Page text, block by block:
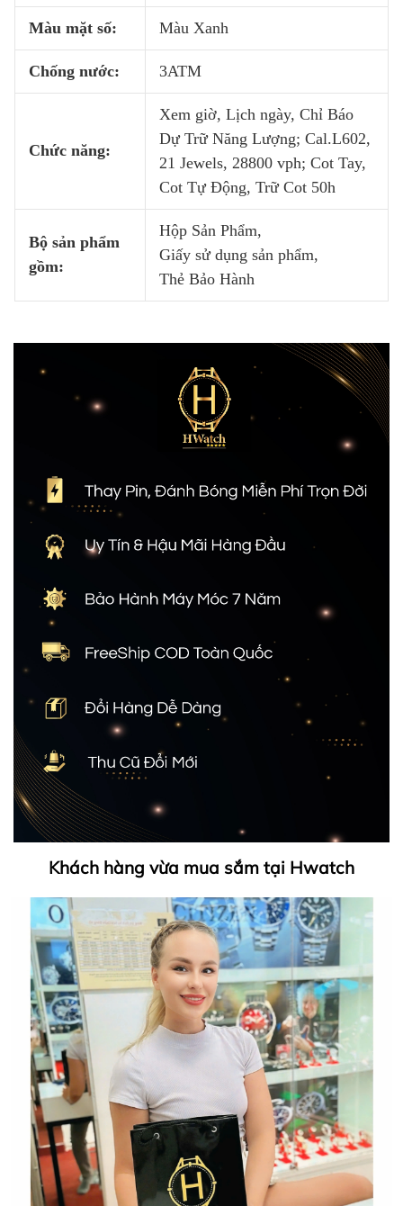
Màu mặt số: Màu Xanh
Chống nước: 3ATM
Chức năng:
Xem giờ, Lịch ngày, Chỉ Báo
Dự Trữ Năng Lượng; Cal.L602,
21 Jewels, 28800 vph; Cot Tay,
Cot Tự Động, Trữ Cot 50h
Bộ sản phẩm
gồm:
Hộp Sản Phẩm,
Giấy sử dụng sản phẩm,
Thẻ Bảo Hành
Khách hàng vừa mua sắm tại Hwatch